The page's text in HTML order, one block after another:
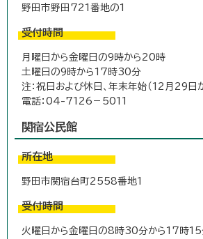
野田市野田721番地の1
受付時間
月曜日から金曜日の9時から20時
土曜日の9時から17時30分
注：祝日および休日、年末年始（12月29日
電話：04-7126－5011
関宿公民館
所在地
野田市関宿台町2558番地1
受付時間
火曜日から金曜日の8時30分から17時15